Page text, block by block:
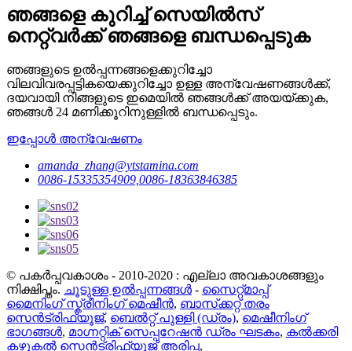
ഞങ്ങളെ കുറിച്ച് സെയിൽസ്
നെറ്റ്‌വർക്ക് ഞങ്ങളെ ബന്ധപ്പെടുക
ഞങ്ങളുടെ ഉൽപ്പന്നങ്ങളെക്കുറിച്ചോ
വിലവിവരപ്പട്ടികയെക്കുറിച്ചോ ഉള്ള അന്വേഷണങ്ങൾക്ക്,
ദയവായി നിങ്ങളുടെ ഇമെയിൽ ഞങ്ങൾക്ക് അയയ്ക്കുക,
ഞങ്ങൾ 24 മണിക്കൂറിനുള്ളിൽ ബന്ധപ്പെടും.
ഇപ്പോൾ അന്വേഷണം
amanda_zhang@ytstamina.com
0086-15335354909,0086-18363846385
© പകർപ്പവകാശം - 2010-2020 : എല്ലാ അവകാശങ്ങളും
നിക്ഷിപ്തം. ചൂടുള്ള ഉൽപ്പന്നങ്ങൾ - സൈറ്റ്മാപ്പ്
മൈനിംഗ് സ്ക്രീനിംഗ് മെഷീൻ, ബാസ്‌ക്കറ്റ് തരം
സെൻട്രിഫ്യൂജ്, ബെൽറ്റ് പുള്ളി (ഡ്രം), മെഷീനിംഗ്
ഭാഗങ്ങൾ, മാഗ്നറ്റിക് സെപ്പറേഷൻ ഡ്രം ഘടകം, കൽക്കരി
കഴുകൽ സെൻട്രിഫ്യൂജ് അരിപ്പ,